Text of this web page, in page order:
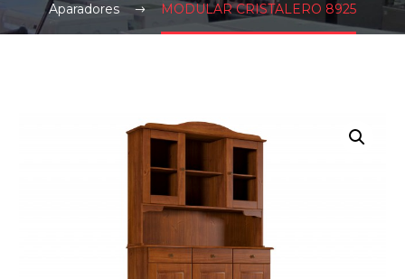
Aparadores
MODULAR CRISTALERO 8925